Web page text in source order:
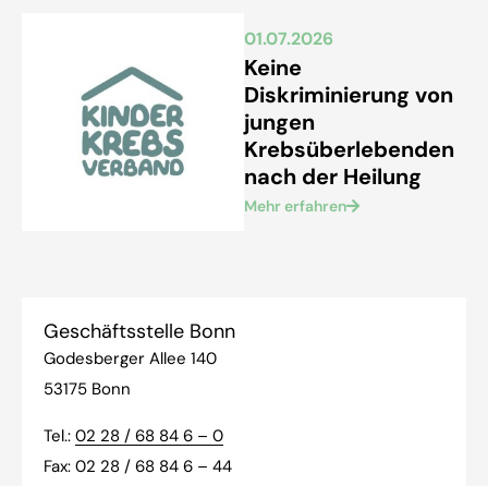
01.07.2026
Keine
Diskriminierung von
jungen
Krebsüberlebenden
nach der Heilung
Mehr erfahren
Geschäftsstelle Bonn
Godesberger Allee 140
53175 Bonn
Tel.: 02 28 / 68 84 6 – 0
Fax: 02 28 / 68 84 6 – 44